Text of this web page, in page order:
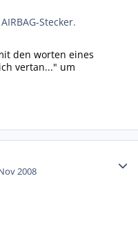
Stecker.
den worten eines
vertan..." um
2008